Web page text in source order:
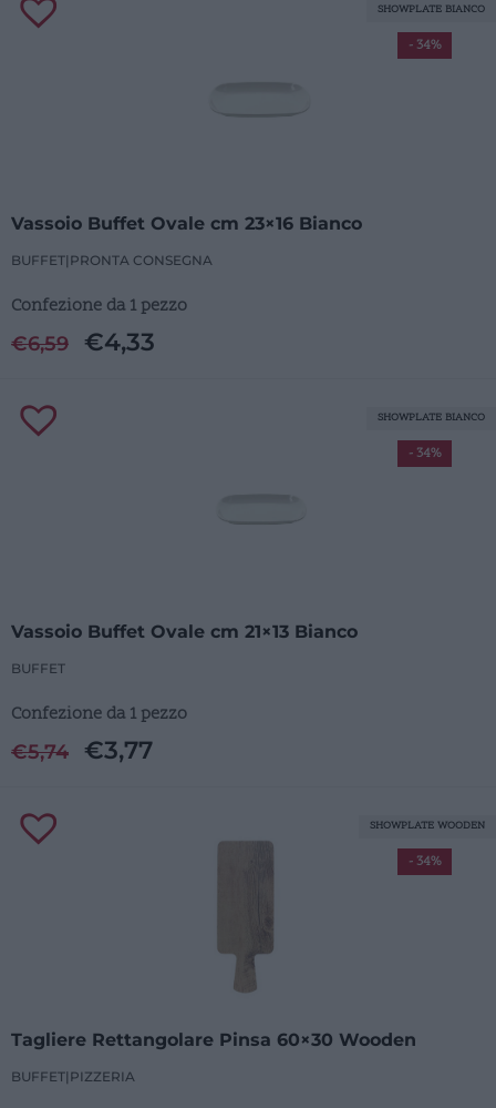
Vassoio Buffet Ovale cm 23×16 Bianco
BUFFET| PRONTA CONSEGNA
Confezione da 1 pezzo
€6,59 €4,33
- 34%
SHOWPLATE BIANCO
Vassoio Buffet Ovale cm 21×13 Bianco
BUFFET
Confezione da 1 pezzo
€5,74 €3,77
- 34%
SHOWPLATE BIANCO
Tagliere Rettangolare Pinsa 60×30 Wooden
BUFFET| PIZZERIA
- 34%
SHOWPLATE WOODEN